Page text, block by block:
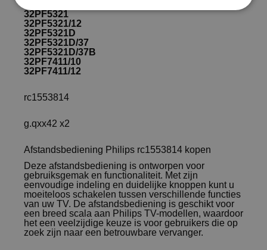
32PF5321
32PF5321/12
32PF5321D
32PF5321D/37
32PF5321D/37B
32PF7411/10
32PF7411/12
rc1553814
g.qxx42 x2
Afstandsbediening Philips rc1553814 kopen
Deze afstandsbediening is ontworpen voor
gebruiksgemak en functionaliteit. Met zijn
eenvoudige indeling en duidelijke knoppen kunt u
moeiteloos schakelen tussen verschillende functies
van uw TV. De afstandsbediening is geschikt voor
een breed scala aan Philips TV-modellen, waardoor
het een veelzijdige keuze is voor gebruikers die op
zoek zijn naar een betrouwbare vervanger.